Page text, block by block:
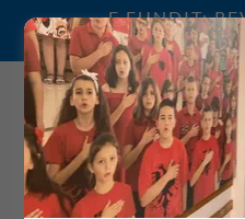
E FUNDIT:
E